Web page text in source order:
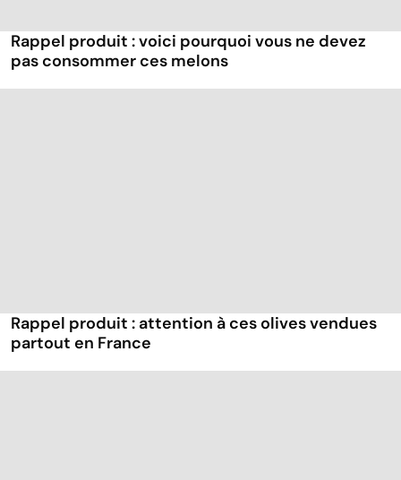
Rappel produit : voici pourquoi vous ne devez
pas consommer ces melons
Rappel produit : attention à ces olives vendues
partout en France